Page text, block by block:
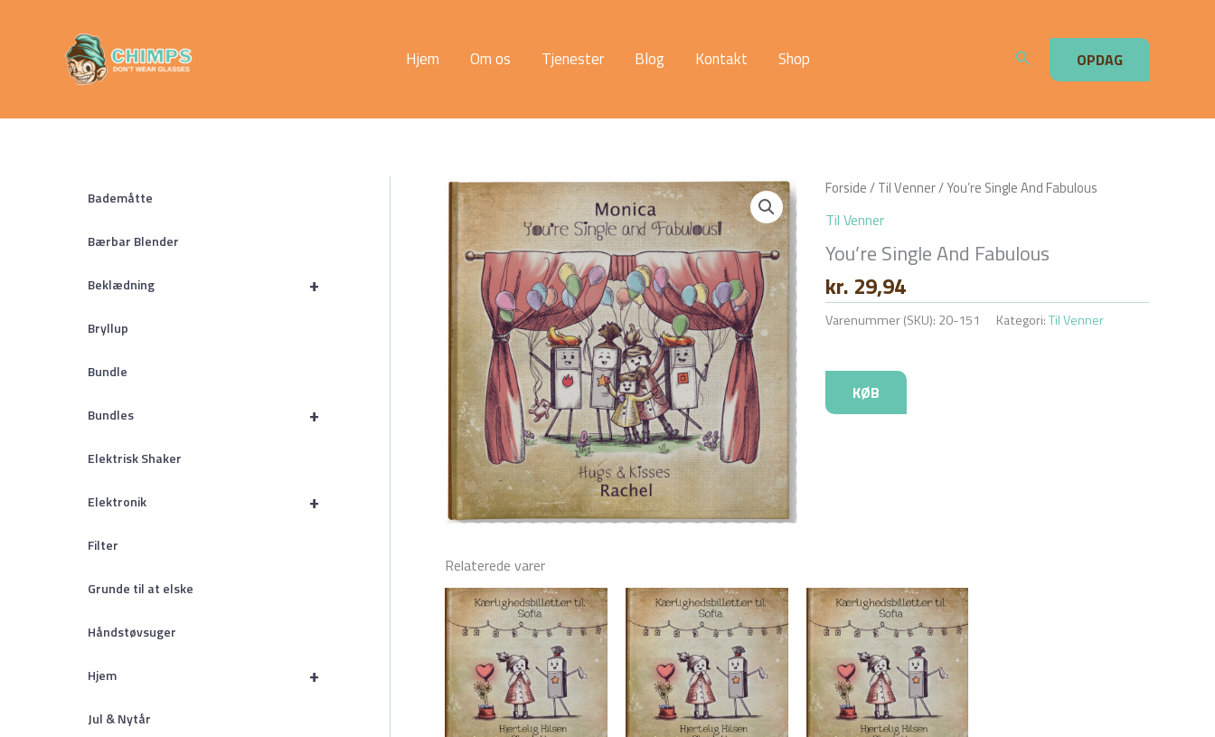
Hjem Om os Tjenester Blog Kontakt Shop Søg OPDAG
Bademåtte
Bærbar Blender
+
Beklædning
Bryllup
Bundle
+
Bundles
Elektrisk Shaker
+
Elektronik
Filter
Grunde til at elske
Håndstøvsuger
+
Hjem
Jul & Nytår
Forside/Til Venner/ You’re Single And Fabulous
Til Venner
You’re Single And Fabulous
kr. 29,94
Varenummer (SKU): 20-151 Kategori:Til Venner
KØB
Relaterede varer